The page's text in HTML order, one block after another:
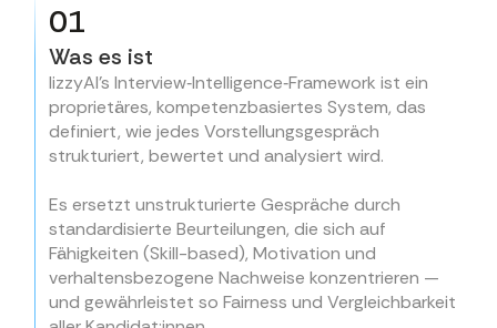
01
Was es ist
lizzyAI's Interview‑Intelligence‑Framework ist ein
proprietäres, kompetenzbasiertes System, das
definiert, wie jedes Vorstellungsgespräch
strukturiert, bewertet und analysiert wird.
Es ersetzt unstrukturierte Gespräche durch
standardisierte Beurteilungen, die sich auf
Fähigkeiten (Skill-based), Motivation und
verhaltensbezogene Nachweise konzentrieren —
und gewährleistet so Fairness und Vergleichbarkeit